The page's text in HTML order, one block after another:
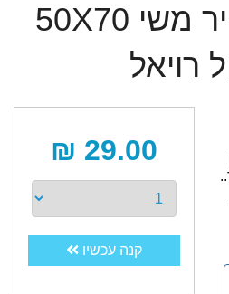
50 גליונות נייר משי 50X70
רויאל
29.00 ₪
קנה עכשיו